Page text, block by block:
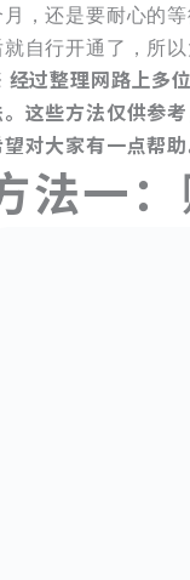
，还是要耐心的
自行开通了，所以
过整理网路上多
这些方法仅供参
对大家有一点帮助
法一